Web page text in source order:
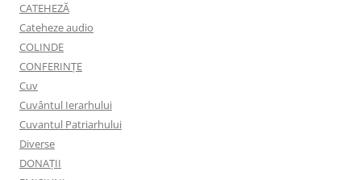
CATEHEZĂ
Cateheze audio
COLINDE
CONFERINȚE
Cuv
Cuvântul Ierarhului
Cuvantul Patriarhului
Diverse
DONAȚII